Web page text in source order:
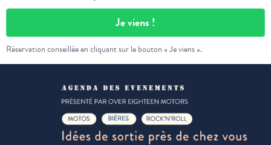
Je viens !
Réservation conseillée en cliquant sur le bouton « Je viens ».